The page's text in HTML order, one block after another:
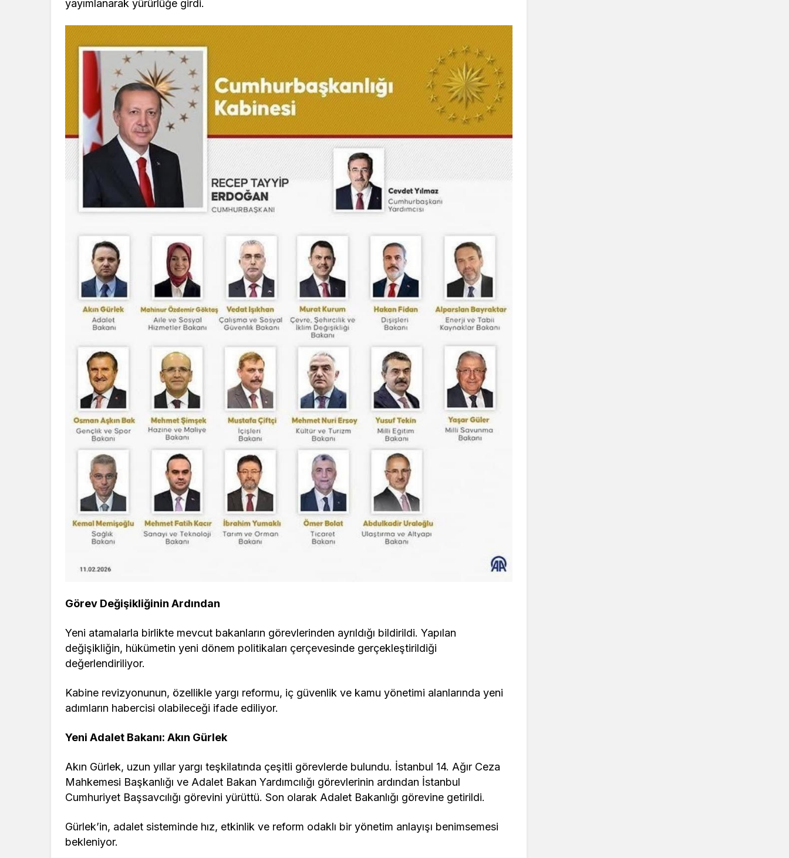
yayımlanarak yürürlüğe girdi.
Görev Değişikliğinin Ardından
Yeni atamalarla birlikte mevcut bakanların görevlerinden ayrıldığı bildirildi. Yapılan
değişikliğin, hükümetin yeni dönem politikaları çerçevesinde gerçekleştirildiği
değerlendiriliyor.
Kabine revizyonunun, özellikle yargı reformu, iç güvenlik ve kamu yönetimi alanlarında yeni
adımların habercisi olabileceği ifade ediliyor.
Yeni Adalet Bakanı: Akın Gürlek
Akın Gürlek, uzun yıllar yargı teşkilatında çeşitli görevlerde bulundu. İstanbul 14. Ağır Ceza
Mahkemesi Başkanlığı ve Adalet Bakan Yardımcılığı görevlerinin ardından İstanbul
Cumhuriyet Başsavcılığı görevini yürüttü. Son olarak Adalet Bakanlığı görevine getirildi.
Gürlek’in, adalet sisteminde hız, etkinlik ve reform odaklı bir yönetim anlayışı benimsemesi
bekleniyor.